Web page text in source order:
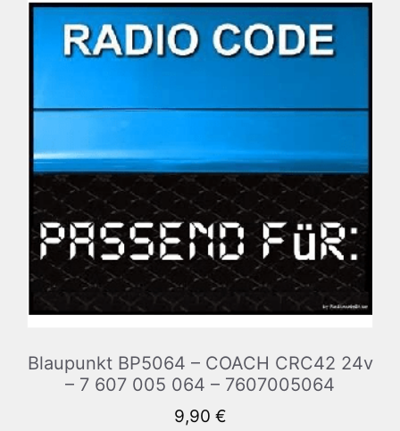
Blaupunkt BP5064 – COACH CRC42 24v
– 7 607 005 064 – 7607005064
9,90 €